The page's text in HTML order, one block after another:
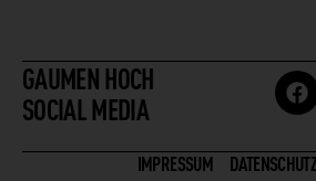
GAUMEN HOCH
SOCIAL MEDIA
IMPRESSUM DATENSCHUTZ